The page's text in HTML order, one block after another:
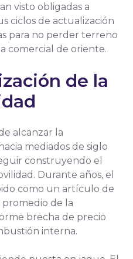
visto obligadas a
ciclos de actualización
para no perder terreno
comercial de oriente.
de la
alcanzar la
mediados de siglo
construyendo el
Durante años, el
como un artículo de
promedio de la
brecha de precio
interna.